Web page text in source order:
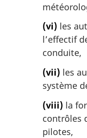
(vi) les
l’effectif
conduite,
(vii) les
système
(viii) la
contrôles
pilotes,